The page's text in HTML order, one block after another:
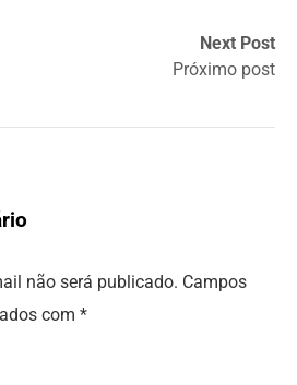
Next Post
Próximo post
não será publicado. Campos
com *